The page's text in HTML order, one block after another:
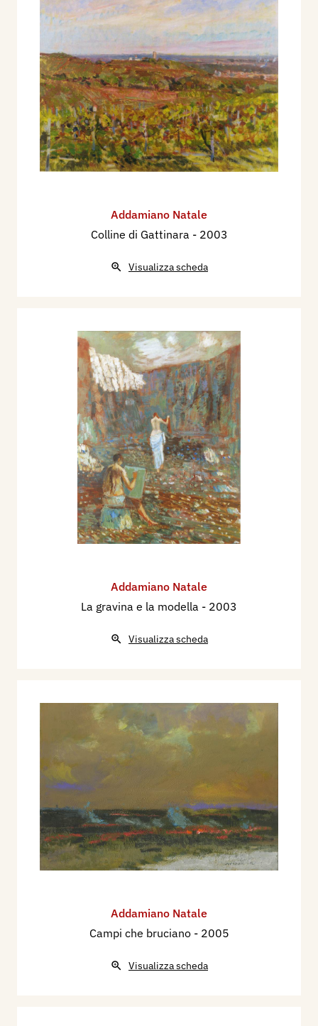
Addamiano Natale
Colline di Gattinara - 2003
Visualizza scheda
Addamiano Natale
La gravina e la modella - 2003
Visualizza scheda
Addamiano Natale
Campi che bruciano - 2005
Visualizza scheda